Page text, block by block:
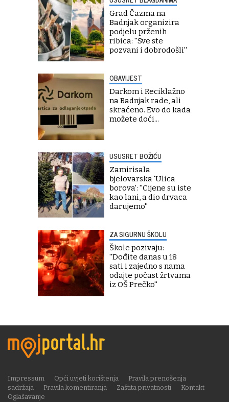
Grad Čazma na
Badnjak organizira
podjelu prženih
ribica: ''Sve ste
pozvani i dobrodošli''
OBAVIJEST
Darkom i Reciklažno
na Badnjak rade, ali
skraćeno. Evo do kada
možete doći...
USUSRET BOŽIĆU
Zamirisala
bjelovarska 'Ulica
borova': ''Cijene su iste
kao lani, a dio drvaca
darujemo''
ZA SIGURNU ŠKOLU
Škole pozivaju:
''Dođite danas u 18
sati i zajedno s nama
odajte počast žrtvama
iz OŠ Prečko''
Impressum Opći uvjeti korištenja
Pravila prenošenja
sadržaja
Pravila komentiranja Zaštita privatnosti
Kontakt
Oglašavanje